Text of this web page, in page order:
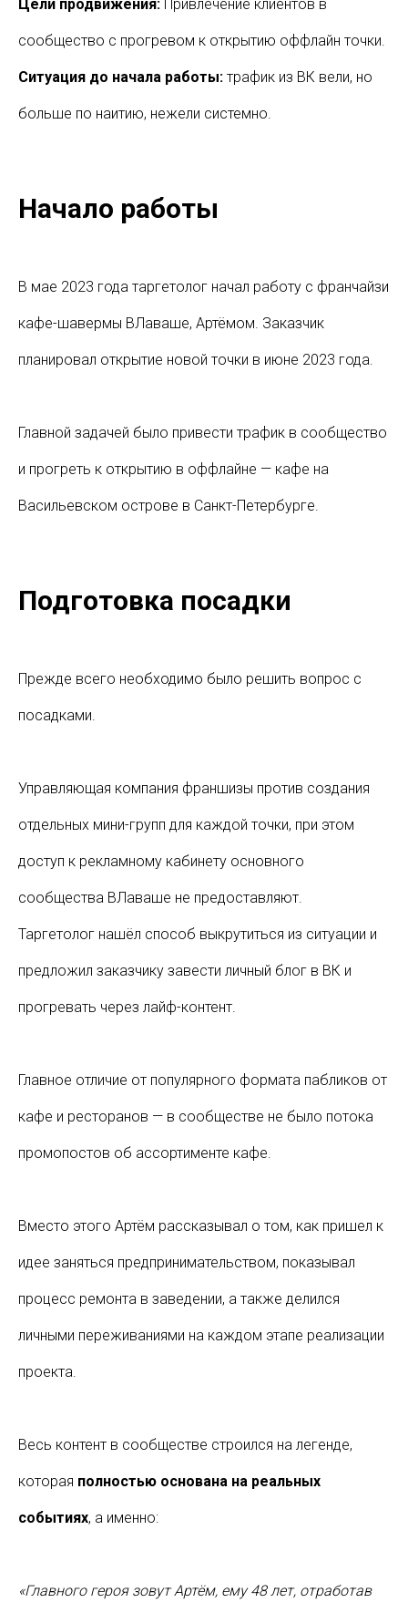
Цели продвижения: Привлечение клиентов в
сообщество с прогревом к открытию оффлайн точки.
Ситуация до начала работы: трафик из ВК вели, но
больше по наитию, нежели системно.
Начало работы
В мае 2023 года таргетолог начал работу с франчайзи
кафе-шавермы ВЛаваше, Артёмом. Заказчик
планировал открытие новой точки в июне 2023 года.
Главной задачей было привести трафик в сообщество
и прогреть к открытию в оффлайне — кафе на
Васильевском острове в Санкт-Петербурге.
Подготовка посадки
Прежде всего необходимо было решить вопрос с
посадками.
Управляющая компания франшизы против создания
отдельных мини-групп для каждой точки, при этом
доступ к рекламному кабинету основного
сообщества ВЛаваше не предоставляют.
Таргетолог нашёл способ выкрутиться из ситуации и
предложил заказчику завести личный блог в ВК и
прогревать через лайф-контент.
Главное отличие от популярного формата пабликов от
кафе и ресторанов — в сообществе не было потока
промопостов об ассортименте кафе.
Вместо этого Артём рассказывал о том, как пришел к
идее заняться предпринимательством, показывал
процесс ремонта в заведении, а также делился
личными переживаниями на каждом этапе реализации
проекта.
Весь контент в сообществе строился на легенде,
которая полностью основана на реальных
событиях, а именно:
«Главного героя зовут Артём, ему 48 лет, отработав